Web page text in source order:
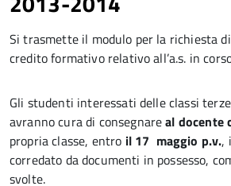
Si trasmette il modulo per la richiesta
credito formativo relativo all’a.s. in
Gli studenti interessati delle classi
avranno cura di consegnareal docente
propria classe, entro il 17 maggio p.v.,
corredato da documenti in possesso,
svolte.